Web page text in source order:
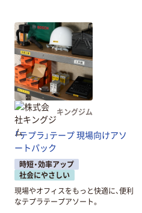
キングジム
「テプラ」テープ 現場向けアソ
ートパック
時短・効率アップ
社会にやさしい
現場やオフィスをもっと快適に、便利
なテプラテープアソート。